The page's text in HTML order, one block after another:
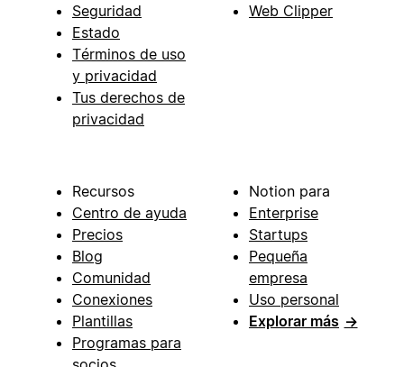
Seguridad
Estado
Términos de uso
y privacidad
Tus derechos de
privacidad
Web Clipper
Recursos
Centro de ayuda
Precios
Blog
Comunidad
Conexiones
Plantillas
Programas para
Notion para
Enterprise
Startups
Pequeña
empresa
Uso personal
Explorar más →